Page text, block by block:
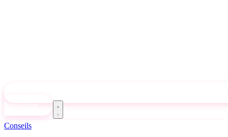
Newsletter
Conseils